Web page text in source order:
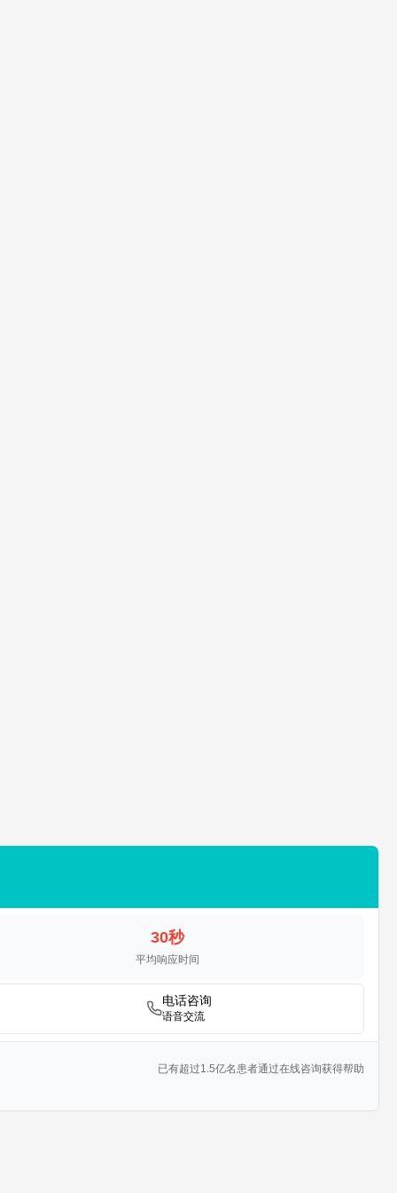
30秒
平均响应时间
电话咨询
语音交流
已有超过1.5亿名患者通过在线咨询获得帮助